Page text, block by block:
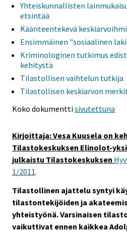
Yhteiskunnallisten
etsintää
Käänteentekevä
Ensimmäinen "sosiaalinen
Kriminologinen tutkimus
kehitystä
Tilastollisen vaihtelun tutkija
Tilastollisen keskiarvon
Koko dokumenttisivutettuna
Kirjoittaja: Vesa Kuusela on
Tilastokeskuksen Elinolot-
julkaistu Tilastokeskuksen
1/2011.
Tilastollinen ajattelu syntyi
tilastontekijöiden ja
yhteistyönä. Varsinaisen
vaikuttivat ennen kaikkea